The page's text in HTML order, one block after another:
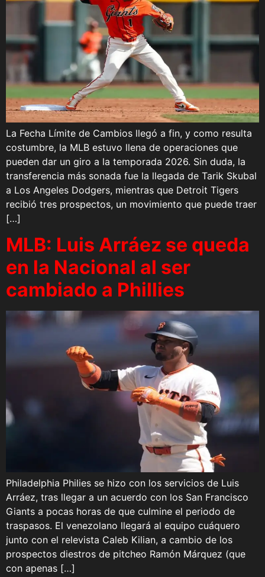
La Fecha Límite de Cambios llegó a fin, y como resulta
costumbre, la MLB estuvo llena de operaciones que
pueden dar un giro a la temporada 2026. Sin duda, la
transferencia más sonada fue la llegada de Tarik Skubal
a Los Angeles Dodgers, mientras que Detroit Tigers
recibió tres prospectos, un movimiento que puede traer
[…]
MLB: Luis Arráez se queda
en la Nacional al ser
cambiado a Phillies
Philadelphia Philies se hizo con los servicios de Luis
Arráez, tras llegar a un acuerdo con los San Francisco
Giants a pocas horas de que culmine el periodo de
traspasos. El venezolano llegará al equipo cuáquero
junto con el relevista Caleb Kilian, a cambio de los
prospectos diestros de pitcheo Ramón Márquez (que
con apenas […]